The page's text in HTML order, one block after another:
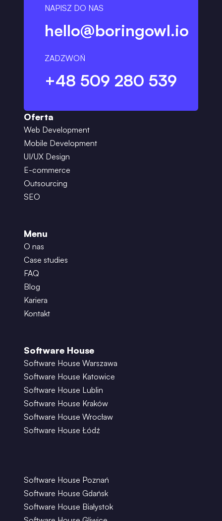
NAPISZ DO NAS
hello@boringowl.io
ZADZWOŃ
+48 509 280 539
Oferta
Web Development
Mobile Development
UI/UX Design
E-commerce
Outsourcing
SEO
Menu
O nas
Case studies
FAQ
Blog
Kariera
Kontakt
Software House
Software House Warszawa
Software House Katowice
Software House Lublin
Software House Kraków
Software House Wrocław
Software House Łódź
Software House Poznań
Software House Gdańsk
Software House Białystok